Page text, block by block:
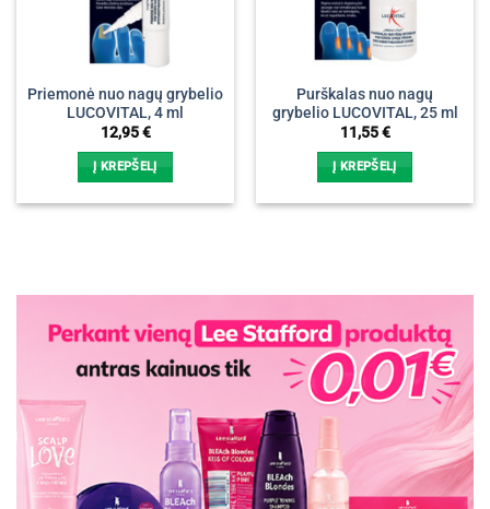
Priemonė nuo nagų grybelio
LUCOVITAL, 4 ml
12,95€
Į KREPŠELĮ
Purškalas nuo nagų
grybelio LUCOVITAL, 25 ml
11,55€
Į KREPŠELĮ